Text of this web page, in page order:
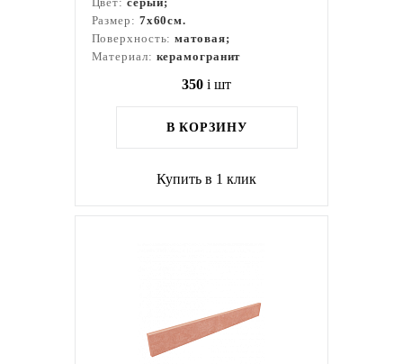
Размер: 7x60см.
Поверхность:матовая;
Материал: керамогранит
350 i шт
В КОРЗИНУ
Купить в 1 клик